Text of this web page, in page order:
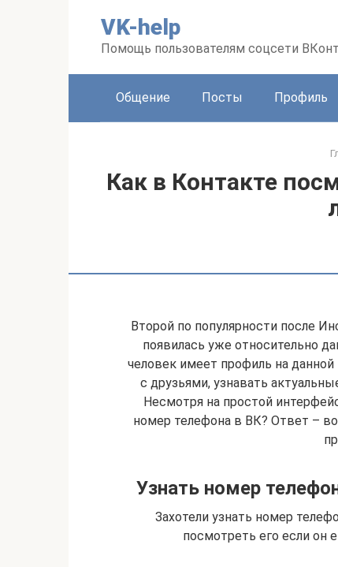
VK-help
Помощь пользователям соцсети
Общение Посты Профиль
Как в Контакте
Второй по популярности после
появилась уже относительно
человек имеет профиль на
с друзьями, узнавать
Несмотря на простой
номер телефона в ВК? Ответ –
Узнать номер
Захотели узнать номер
посмотреть его если он